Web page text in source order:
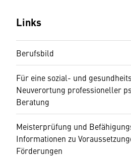
Links
Berufsbild
Für eine sozial- und
Neuverortung professioneller
Beratung
Meisterprüfung und
Informationen zu
Förderungen